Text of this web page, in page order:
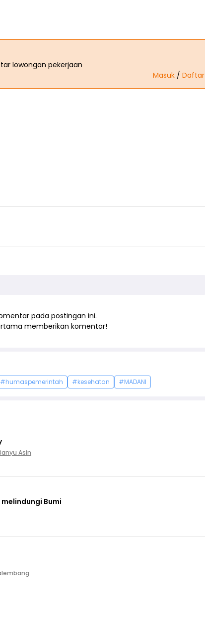
lowongan pekerjaan
Masuk / Daftar
pada postingan ini.
memberikan komentar!
#humaspemerintah #kesehatan #MADANI
Asin
Bumi